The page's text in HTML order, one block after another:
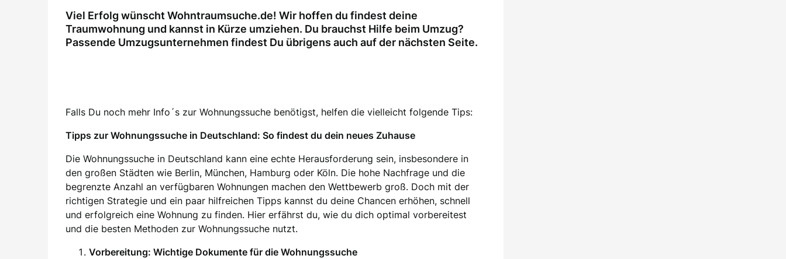
Viel Erfolg wünscht Wohntraumsuche.de! Wir hoffen du findest deine
Traumwohnung und kannst in Kürze umziehen. Du brauchst Hilfe beim Umzug?
Passende Umzugsunternehmen findest Du übrigens auch auf der nächsten Seite.
Falls Du noch mehr Info´s zur Wohnungssuche benötigst, helfen die vielleicht folgende Tips:
Tipps zur Wohnungssuche in Deutschland: So findest du dein neues Zuhause
Die Wohnungssuche in Deutschland kann eine echte Herausforderung sein, insbesondere in
den großen Städten wie Berlin, München, Hamburg oder Köln. Die hohe Nachfrage und die
begrenzte Anzahl an verfügbaren Wohnungen machen den Wettbewerb groß. Doch mit der
richtigen Strategie und ein paar hilfreichen Tipps kannst du deine Chancen erhöhen, schnell
und erfolgreich eine Wohnung zu finden. Hier erfährst du, wie du dich optimal vorbereitest
und die besten Methoden zur Wohnungssuche nutzt.
Vorbereitung: Wichtige Dokumente für die Wohnungssuche